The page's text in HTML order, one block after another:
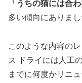
「うちの猫には合わ
多い傾向にありまし
このような内容の
ス ドライには人工
までに何度かリニ